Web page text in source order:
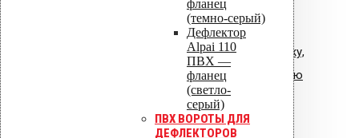
фланец
(темно-серый)
Дефлектор
Alpai 110
ПВХ —
фланец
(светло-
серый)
ПВХ ВОРОТЫ ДЛЯ
ДЕФЛЕКТОРОВ
Общая инструкция по монтажу,
эксплуатации и обслуживанию
VIPLE.pdf